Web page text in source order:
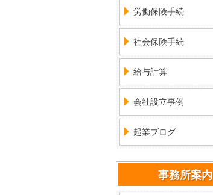
労働保険手続
社会保険手続
給与計算
会社設立事例
起業ブログ
事務所案内